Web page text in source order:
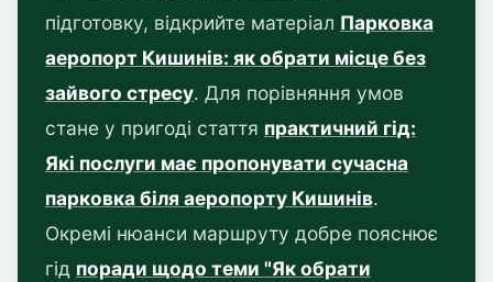
підготовку, відкрийте матеріал Парковка
аеропорт Кишинів: як обрати місце без
зайвого стресу. Для порівняння умов
стане у пригоді стаття практичний гід:
Які послуги має пропонувати сучасна
парковка біля аеропорту Кишинів.
Окремі нюанси маршруту добре пояснює
гід поради щодо теми "Як обрати